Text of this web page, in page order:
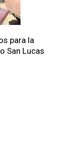
para la
San Lucas